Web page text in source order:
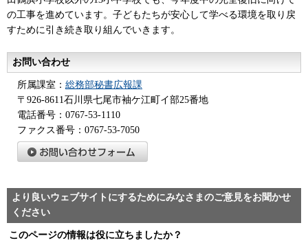
の工事を進めています。子どもたちが安心して学べる環境を取り戻
すために引き続き取り組んでいきます。
お問い合わせ
所属課室： 総務部秘書広報課
〒926-8611石川県七尾市袖ケ江町イ部25番地
電話番号：0767-53-1110
ファクス番号：0767-53-7050
より良いウェブサイトにするためにみなさまのご意見をお聞かせ
ください
このページの情報は役に立ちましたか？